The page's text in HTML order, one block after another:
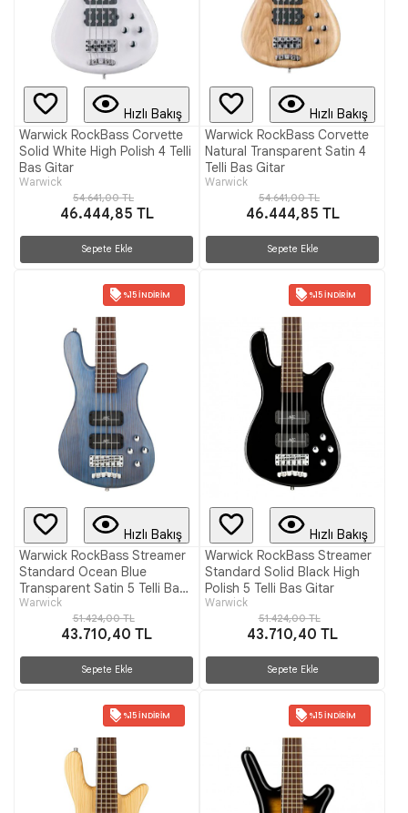
Hızlı Bakış
Warwick RockBass Corvette
Solid White High Polish 4 Telli
Bas Gitar
Warwick
54.641,00 TL
46.444,85 TL
Sepete Ekle
Hızlı Bakış
Warwick RockBass Corvette
Natural Transparent Satin 4
Telli Bas Gitar
Warwick
54.641,00 TL
46.444,85 TL
Sepete Ekle
%15 İNDIRIM
Hızlı Bakış
Warwick RockBass Streamer
Standard Ocean Blue
Transparent Satin 5 Telli Bas
Gitar
Warwick
51.424,00 TL
43.710,40 TL
Sepete Ekle
%15 İNDIRIM
Hızlı Bakış
Warwick RockBass Streamer
Standard Solid Black High
Polish 5 Telli Bas Gitar
Warwick
51.424,00 TL
43.710,40 TL
Sepete Ekle
%15 İNDIRIM %15 İNDIRIM